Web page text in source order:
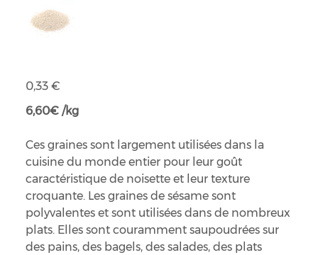
Prix
0,33 €
6,60€ /kg
Ces graines sont largement utilisées dans la
cuisine du monde entier pour leur goût
caractéristique de noisette et leur texture
croquante. Les graines de sésame sont
polyvalentes et sont utilisées dans de nombreux
plats. Elles sont couramment saupoudrées sur
des pains, des bagels, des salades, des plats